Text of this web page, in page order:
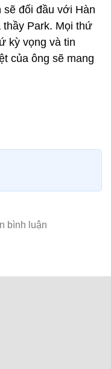
sẽ đối đầu với Hàn
Park. Mọi thứ
kỳ vọng và tin
của ông sẽ mang